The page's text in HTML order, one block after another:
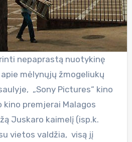
nepaprastą nuotykinę
mėlynųjų žmogeliukų
„Sony Pictures“ kino
kino premjerai Malagos
Juskaro kaimelį (isp.k.
vietos valdžia, visą jį